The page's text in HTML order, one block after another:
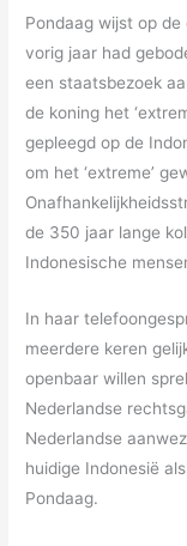
Pondaag wijst op
vorig jaar had
een staatsbezoek
de koning het
gepleegd op de
om het ‘extreme’
de 350 jaar lange
Indonesische
In haar
meerdere keren
openbaar willen
Nederlandse
Nederlandse
huidige Indonesië
Pondaag.